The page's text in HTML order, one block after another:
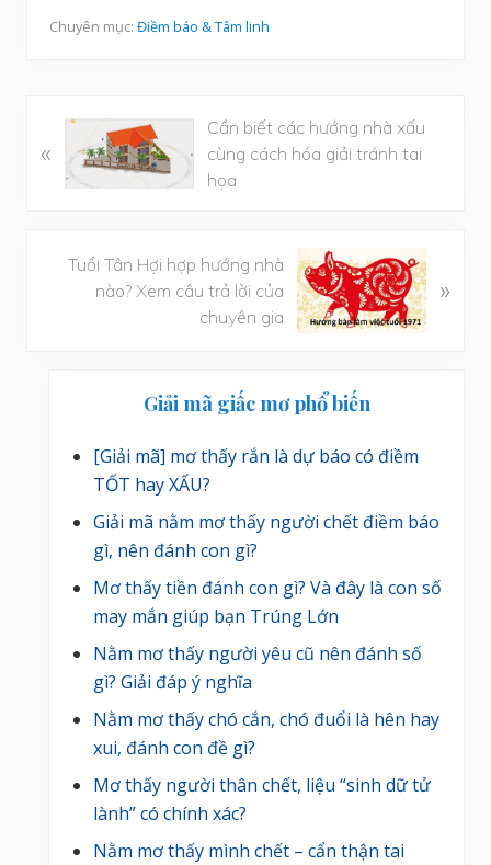
Chuyên mục: Điềm báo & Tâm linh
à
«
Cần biết các hướng nhà xấu
cùng cách hóa giải tránh tai
họa
Tuổi Tân Hợi hợp hướng nhà
nào? Xem câu trả lời của
chuyên gia
»
SidebarGiải mã giấc mơ phổ biến
[Giải mã] mơ thấy rắn là dự báo có điềm
TỐT hay XẤU?
Giải mã nằm mơ thấy người chết điềm báo
gì, nên đánh con gì?
Mơ thấy tiền đánh con gì? Và đây là con số
may mắn giúp bạn Trúng Lớn
Nằm mơ thấy người yêu cũ nên đánh số
gì? Giải đáp ý nghĩa
Nằm mơ thấy chó cắn, chó đuổi là hên hay
xui, đánh con đề gì?
Mơ thấy người thân chết, liệu “sinh dữ tử
lành” có chính xác?
Nằm mơ thấy mình chết – cẩn thận tai